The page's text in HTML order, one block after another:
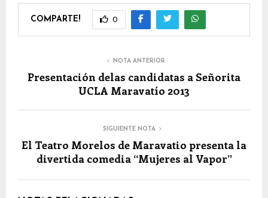
COMPARTE! 0
NOTA ANTERIOR
Presentación delas candidatas a Señorita
UCLA Maravatío 2013
SIGUIENTE NOTA
El Teatro Morelos de Maravatio presenta la
divertida comedia “Mujeres al Vapor”